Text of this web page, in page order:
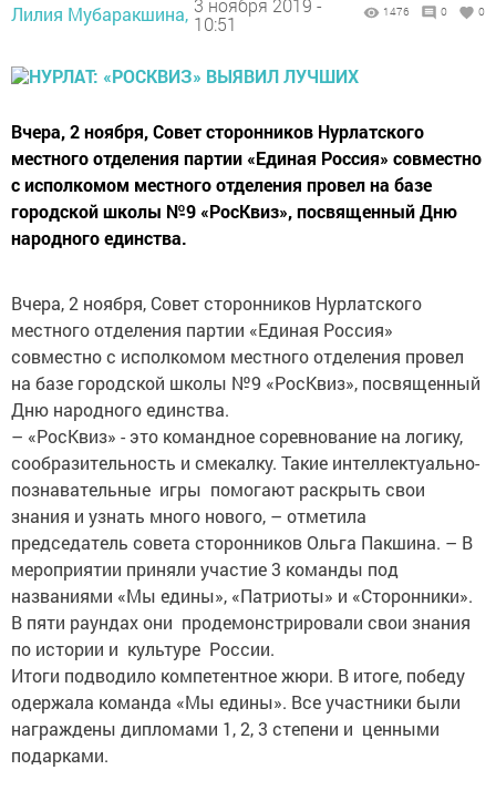
Лилия Мубаракшина, 3 ноября 2019 -
10:51
1476 0 0
Вчера, 2 ноября, Совет сторонников Нурлатского
местного отделения партии «Единая Россия» совместно
с исполкомом местного отделения провел на базе
городской школы №9 «РосКвиз», посвященный Дню
народного единства.
Вчера, 2 ноября, Совет сторонников Нурлатского
местного отделения партии «Единая Россия»
совместно с исполкомом местного отделения провел
на базе городской школы №9 «РосКвиз», посвященный
Дню народного единства.
– «РосКвиз» - это командное соревнование на логику,
сообразительность и смекалку. Такие интеллектуально-
познавательные игры помогают раскрыть свои
знания и узнать много нового, – отметила
председатель совета сторонников Ольга Пакшина. – В
мероприятии приняли участие 3 команды под
названиями «Мы едины», «Патриоты» и «Сторонники».
В пяти раундах они продемонстрировали свои знания
по истории и культуре России.
Итоги подводило компетентное жюри. В итоге, победу
одержала команда «Мы едины». Все участники были
награждены дипломами 1, 2, 3 степени и ценными
подарками.